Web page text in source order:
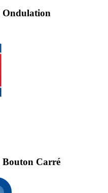
Ondulation
Bouton Carré